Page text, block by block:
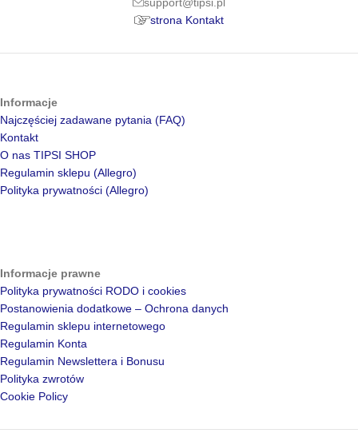
strona Kontakt
Informacje
Najczęściej zadawane pytania (FAQ)
Kontakt
O nas TIPSI SHOP
Regulamin sklepu (Allegro)
Polityka prywatności (Allegro)
Informacje prawne
Polityka prywatności RODO i cookies
Postanowienia dodatkowe – Ochrona danych
Regulamin sklepu internetowego
Regulamin Konta
Regulamin Newslettera i Bonusu
Polityka zwrotów
Cookie Policy